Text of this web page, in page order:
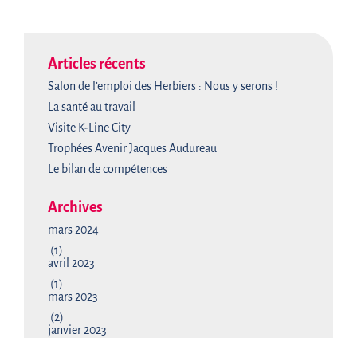
Articles récents
Salon de l’emploi des Herbiers : Nous y serons !
La santé au travail
Visite K-Line City
Trophées Avenir Jacques Audureau
Le bilan de compétences
Archives
mars 2024
(1)
avril 2023
(1)
mars 2023
(2)
janvier 2023